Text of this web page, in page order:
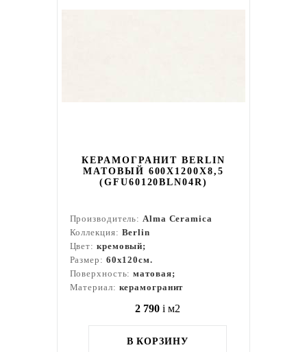
КЕРАМОГРАНИТ BERLIN
МАТОВЫЙ 600X1200X8,5
(GFU60120BLN04R)
Производитель:Alma Ceramica
Коллекция: Berlin
Цвет: кремовый;
Размер: 60x120см.
Поверхность:матовая;
Материал: керамогранит
2 790 i м2
В КОРЗИНУ